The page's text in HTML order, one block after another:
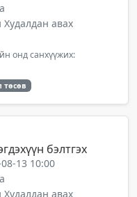
авах
онд санхүүжих:
төсөв
бэлтгэх
13 10:00
авах